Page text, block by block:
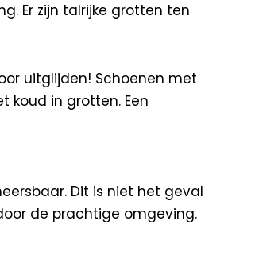
Er zijn talrijke grotten ten
uitglijden! Schoenen met
koud in grotten. Een
Dit is niet het geval
de prachtige omgeving.